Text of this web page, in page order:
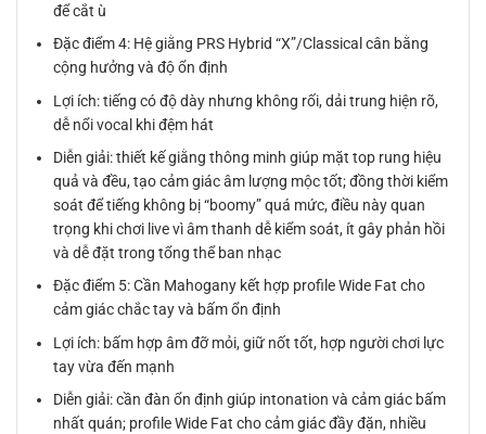
để cắt ù
Đặc điểm 4: Hệ giằng PRS Hybrid “X”/Classical cân bằng
cộng hưởng và độ ổn định
Lợi ích: tiếng có độ dày nhưng không rối, dải trung hiện rõ,
dễ nổi vocal khi đệm hát
Diễn giải: thiết kế giằng thông minh giúp mặt top rung hiệu
quả và đều, tạo cảm giác âm lượng mộc tốt; đồng thời kiểm
soát để tiếng không bị “boomy” quá mức, điều này quan
trọng khi chơi live vì âm thanh dễ kiểm soát, ít gây phản hồi
và dễ đặt trong tổng thể ban nhạc
Đặc điểm 5: Cần Mahogany kết hợp profile Wide Fat cho
cảm giác chắc tay và bấm ổn định
Lợi ích: bấm hợp âm đỡ mỏi, giữ nốt tốt, hợp người chơi lực
tay vừa đến mạnh
Diễn giải: cần đàn ổn định giúp intonation và cảm giác bấm
nhất quán; profile Wide Fat cho cảm giác đầy đặn, nhiều